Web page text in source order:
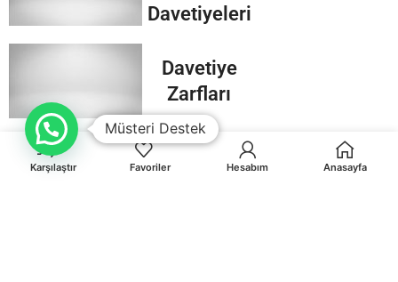
Davetiyeleri
Davetiye
Zarfları
Karşılaştır Favoriler Hesabım Anasayfa
Müsteri Destek